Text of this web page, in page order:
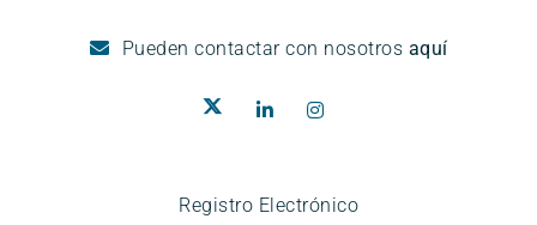
Pueden contactar con nosotros aquí
Registro Electrónico